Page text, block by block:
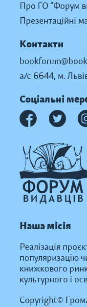
Про ГО “Форум
Презентаційні
Контакти
а/с 6644, м.
Соціальні
Наша місія
Реалізація
популяризацію
книжкового
культурного і
Copyright©